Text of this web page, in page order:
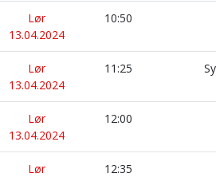
Lør
13.04.2024
10:50
Lør
13.04.2024
11:25
Lør
13.04.2024
12:00
Lør
12:35